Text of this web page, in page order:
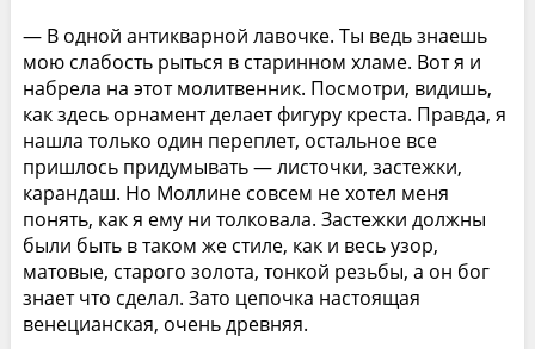
— В одной антикварной лавочке. Ты ведь знаешь
мою слабость рыться в старинном хламе. Вот я и
набрела на этот молитвенник. Посмотри, видишь,
как здесь орнамент делает фигуру креста. Правда, я
нашла только один переплет, остальное все
пришлось придумывать — листочки, застежки,
карандаш. Но Моллине совсем не хотел меня
понять, как я ему ни толковала. Застежки должны
были быть в таком же стиле, как и весь узор,
матовые, старого золота, тонкой резьбы, а он бог
знает что сделал. Зато цепочка настоящая
венецианская, очень древняя.